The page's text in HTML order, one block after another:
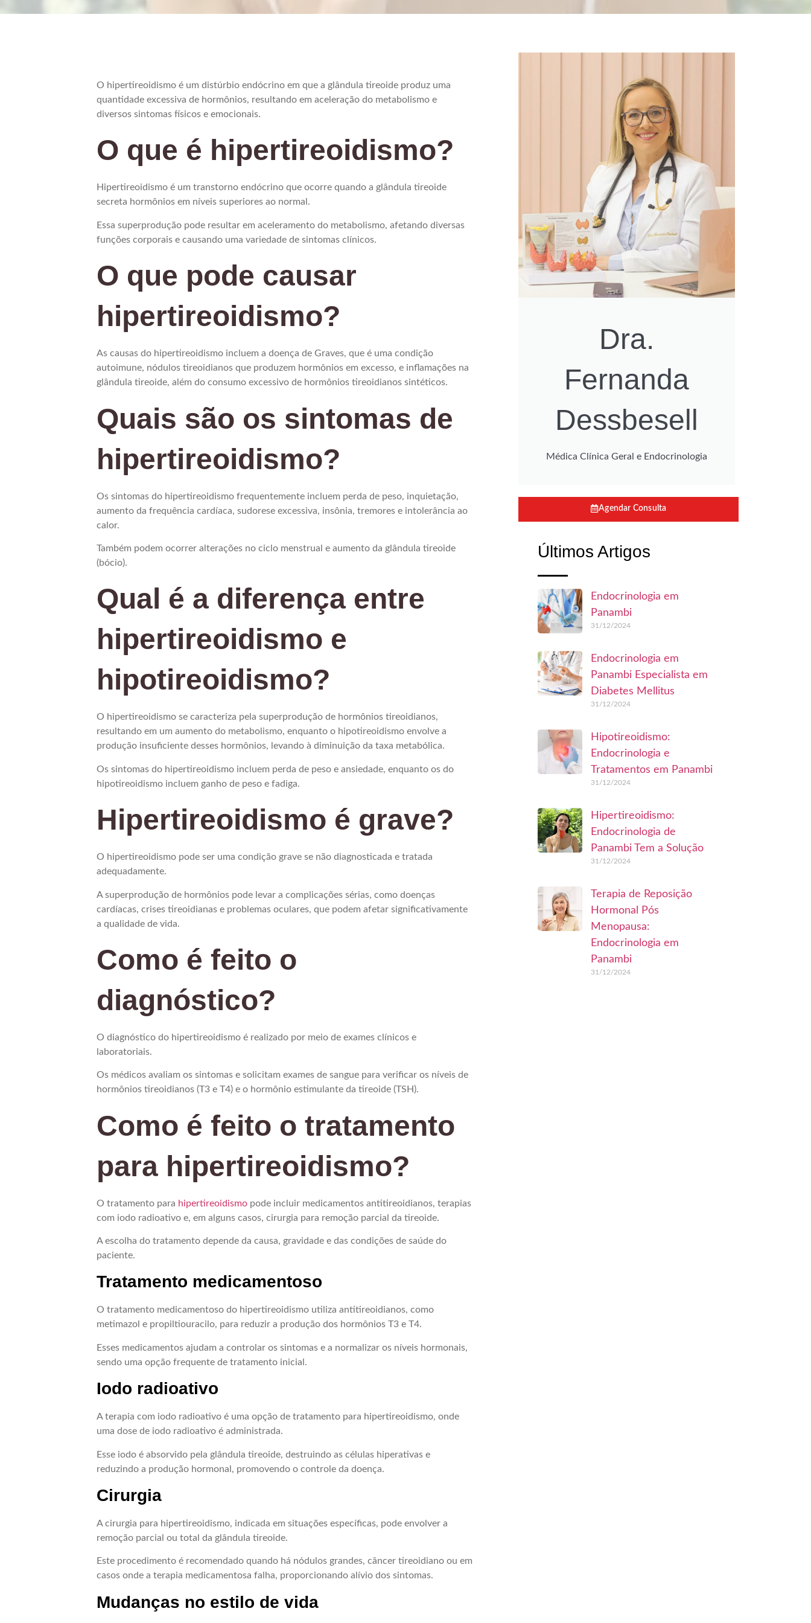
O hipertireoidismo é um distúrbio endócrino em que a glândula tireoide produz uma
quantidade excessiva de hormônios, resultando em aceleração do metabolismo e
diversos sintomas físicos e emocionais.
O que é hipertireoidismo?
Hipertireoidismo é um transtorno endócrino que ocorre quando a glândula tireoide
secreta hormônios em níveis superiores ao normal.
Essa superprodução pode resultar em aceleramento do metabolismo, afetando diversas
funções corporais e causando uma variedade de sintomas clínicos.
O que pode causar
hipertireoidismo?
As causas do hipertireoidismo incluem a doença de Graves, que é uma condição
autoimune, nódulos tireoidianos que produzem hormônios em excesso, e inflamações na
glândula tireoide, além do consumo excessivo de hormônios tireoidianos sintéticos.
Quais são os sintomas de
hipertireoidismo?
Os sintomas do hipertireoidismo frequentemente incluem perda de peso, inquietação,
aumento da frequência cardíaca, sudorese excessiva, insônia, tremores e intolerância ao
calor.
Também podem ocorrer alterações no ciclo menstrual e aumento da glândula tireoide
(bócio).
Qual é a diferença entre
hipertireoidismo e
hipotireoidismo?
O hipertireoidismo se caracteriza pela superprodução de hormônios tireoidianos,
resultando em um aumento do metabolismo, enquanto o hipotireoidismo envolve a
produção insuficiente desses hormônios, levando à diminuição da taxa metabólica.
Os sintomas do hipertireoidismo incluem perda de peso e ansiedade, enquanto os do
hipotireoidismo incluem ganho de peso e fadiga.
Hipertireoidismo é grave?
O hipertireoidismo pode ser uma condição grave se não diagnosticada e tratada
adequadamente.
A superprodução de hormônios pode levar a complicações sérias, como doenças
cardíacas, crises tireoidianas e problemas oculares, que podem afetar significativamente
a qualidade de vida.
Como é feito o
diagnóstico?
O diagnóstico do hipertireoidismo é realizado por meio de exames clínicos e
laboratoriais.
Os médicos avaliam os sintomas e solicitam exames de sangue para verificar os níveis de
hormônios tireoidianos (T3 e T4) e o hormônio estimulante da tireoide (TSH).
Como é feito o tratamento
para hipertireoidismo?
O tratamento para hipertireoidismo pode incluir medicamentos antitireoidianos, terapias
com iodo radioativo e, em alguns casos, cirurgia para remoção parcial da tireoide.
A escolha do tratamento depende da causa, gravidade e das condições de saúde do
paciente.
Tratamento medicamentoso
O tratamento medicamentoso do hipertireoidismo utiliza antitireoidianos, como
metimazol e propiltiouracilo, para reduzir a produção dos hormônios T3 e T4.
Esses medicamentos ajudam a controlar os sintomas e a normalizar os níveis hormonais,
sendo uma opção frequente de tratamento inicial.
Iodo radioativo
A terapia com iodo radioativo é uma opção de tratamento para hipertireoidismo, onde
uma dose de iodo radioativo é administrada.
Esse iodo é absorvido pela glândula tireoide, destruindo as células hiperativas e
reduzindo a produção hormonal, promovendo o controle da doença.
Cirurgia
A cirurgia para hipertireoidismo, indicada em situações específicas, pode envolver a
remoção parcial ou total da glândula tireoide.
Este procedimento é recomendado quando há nódulos grandes, câncer tireoidiano ou em
casos onde a terapia medicamentosa falha, proporcionando alívio dos sintomas.
Mudanças no estilo de vida
Dra.
Fernanda
Dessbesell
Médica Clínica Geral e Endocrinologia
Agendar Consulta
Últimos Artigos
Endocrinologia em
Panambi
31/12/2024
Endocrinologia em
Panambi Especialista em
Diabetes Mellitus
31/12/2024
Hipotireoidismo:
Endocrinologia e
Tratamentos em Panambi
31/12/2024
Hipertireoidismo:
Endocrinologia de
Panambi Tem a Solução
31/12/2024
Terapia de Reposição
Hormonal Pós
Menopausa:
Endocrinologia em
Panambi
31/12/2024